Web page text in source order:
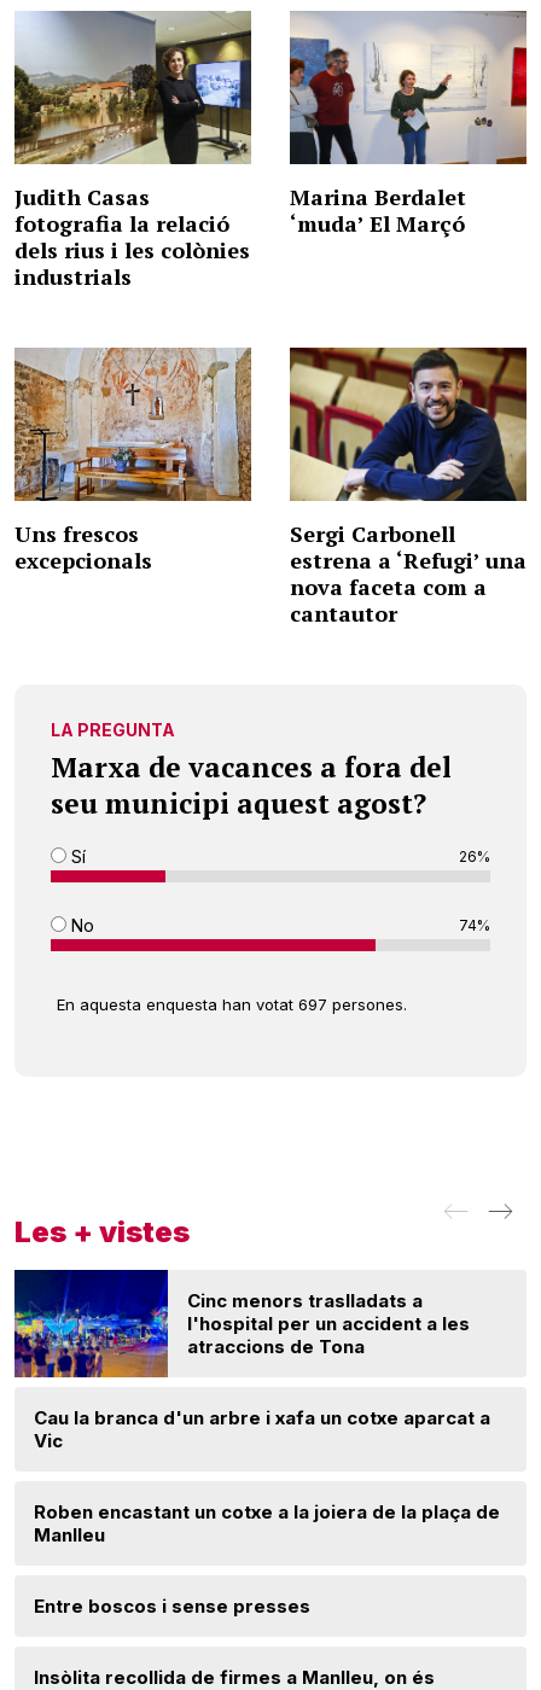
Judith Casas
fotografia la relació
dels rius i les colònies
industrials
Marina Berdalet
‘muda’ El Marçó
Uns frescos
excepcionals
Sergi Carbonell
estrena a ‘Refugi’ una
nova faceta com a
cantautor
LA PREGUNTA
Marxa de vacances a fora del
seu municipi aquest agost?
Sí 26%
No 74%
En aquesta enquesta han votat 697 persones.
Les + vistes
Cinc menors traslladats a
l'hospital per un accident a les
atraccions de Tona
Cau la branca d'un arbre i xafa un cotxe aparcat a
Vic
Roben encastant un cotxe a la joiera de la plaça de
Manlleu
Entre boscos i sense presses
Insòlita recollida de firmes a Manlleu, on és